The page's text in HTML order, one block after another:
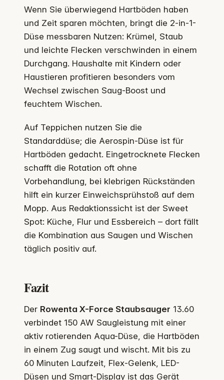
Wenn Sie überwiegend Hartböden haben
und Zeit sparen möchten, bringt die 2‑in‑1-
Düse messbaren Nutzen: Krümel, Staub
und leichte Flecken verschwinden in einem
Durchgang. Haushalte mit Kindern oder
Haustieren profitieren besonders vom
Wechsel zwischen Saug-Boost und
feuchtem Wischen.
Auf Teppichen nutzen Sie die
Standarddüse; die Aerospin-Düse ist für
Hartböden gedacht. Eingetrocknete Flecken
schafft die Rotation oft ohne
Vorbehandlung, bei klebrigen Rückständen
hilft ein kurzer Einweichsprühstoß auf dem
Mopp. Aus Redaktionssicht ist der Sweet
Spot: Küche, Flur und Essbereich – dort fällt
die Kombination aus Saugen und Wischen
täglich positiv auf.
Fazit
Der Rowenta X-Force Staubsauger 13.60
verbindet 150 AW Saugleistung mit einer
aktiv rotierenden Aqua-Düse, die Hartböden
in einem Zug saugt und wischt. Mit bis zu
60 Minuten Laufzeit, Flex-Gelenk, LED-
Düsen und Smart-Display ist das Gerät